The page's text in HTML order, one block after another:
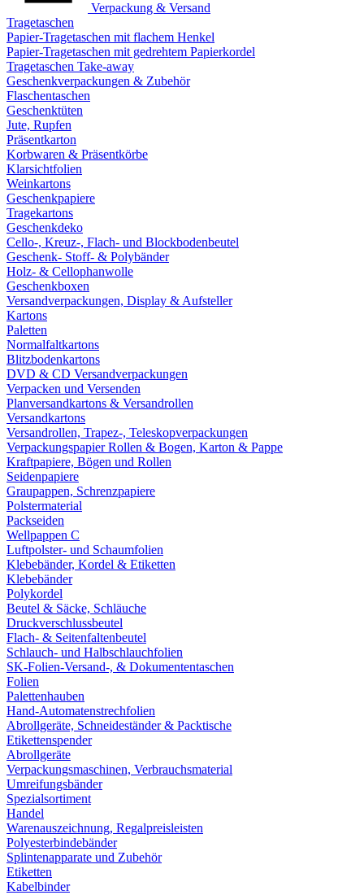
Verpackung & Versand
Tragetaschen
Papier-Tragetaschen mit flachem Henkel
Papier-Tragetaschen mit gedrehtem Papierkordel
Tragetaschen Take-away
Geschenkverpackungen & Zubehör
Flaschentaschen
Geschenktüten
Jute, Rupfen
Präsentkarton
Korbwaren & Präsentkörbe
Klarsichtfolien
Weinkartons
Geschenkpapiere
Tragekartons
Geschenkdeko
Cello-, Kreuz-, Flach- und Blockbodenbeutel
Geschenk- Stoff- & Polybänder
Holz- & Cellophanwolle
Geschenkboxen
Versandverpackungen, Display & Aufsteller
Kartons
Paletten
Normalfaltkartons
Blitzbodenkartons
DVD & CD Versandverpackungen
Verpacken und Versenden
Planversandkartons & Versandrollen
Versandkartons
Versandrollen, Trapez-, Teleskopverpackungen
Verpackungspapier Rollen & Bogen, Karton & Pappe
Kraftpapiere, Bögen und Rollen
Seidenpapiere
Graupappen, Schrenzpapiere
Polstermaterial
Packseiden
Wellpappen C
Luftpolster- und Schaumfolien
Klebebänder, Kordel & Etiketten
Klebebänder
Polykordel
Beutel & Säcke, Schläuche
Druckverschlussbeutel
Flach- & Seitenfaltenbeutel
Schlauch- und Halbschlauchfolien
SK-Folien-Versand-, & Dokumententaschen
Folien
Palettenhauben
Hand-Automatenstrechfolien
Abrollgeräte, Schneideständer & Packtische
Etikettenspender
Abrollgeräte
Verpackungsmaschinen, Verbrauchsmaterial
Umreifungsbänder
Spezialsortiment
Handel
Warenauszeichnung, Regalpreisleisten
Polyesterbindebänder
Splintenapparate und Zubehör
Etiketten
Kabelbinder